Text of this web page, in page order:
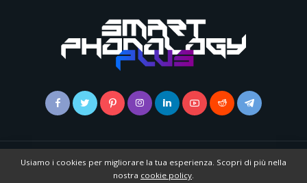
© 2022 | Smartphonology | Powered by RCNetwork| Cookie Policy|
Privacy Policy
Pubblicità|
Usiamo i cookies per migliorare la tua esperienza. Scopri di più nella
nostra cookie policy.